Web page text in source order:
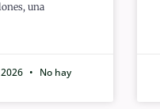
una
No hay